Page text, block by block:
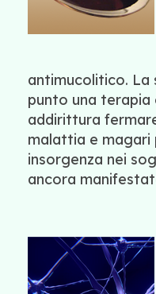
antimucolitico. La
punto una terapia
addirittura
malattia e magari
insorgenza nei
ancora